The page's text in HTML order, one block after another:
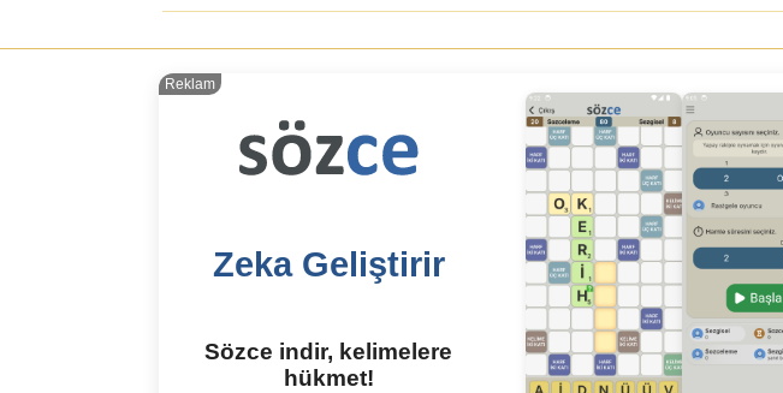
Zeka Geliştirir
Sözce indir, kelimelere
hükmet!
Reklam